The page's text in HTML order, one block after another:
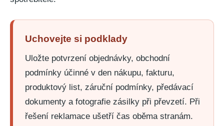
Uchovejte si podklady
Uložte potvrzení objednávky, obchodní
podmínky účinné v den nákupu, fakturu,
produktový list, záruční podmínky, předávací
dokumenty a fotografie zásilky při převzetí. Při
řešení reklamace ušetří čas oběma stranám.